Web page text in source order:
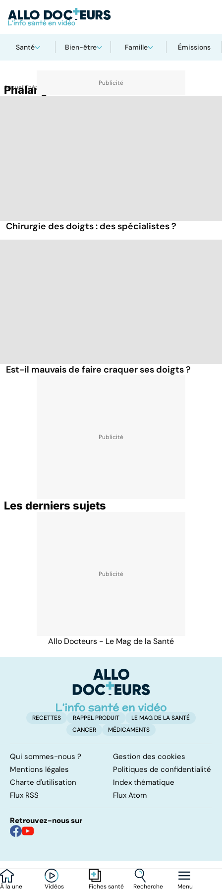
Santé Bien-être Famille Émissions
À la une Vidéos Fiches santé Recherche Menu
AccueilThématiques
Phalanges
Chirurgie des doigts : des spécialistes ?
Est-il mauvais de faire craquer ses doigts ?
Les derniers sujets
Allo Docteurs - Le Mag de la Santé
RECETTES RAPPEL PRODUIT
LE MAG DE LA SANTÉ
CANCER
MÉDICAMENTS
Qui sommes-nous ?
Gestion des cookies
Mentions légales
Politiques de confidentialité
Charte d'utilisation
Index thématique
Flux RSS
Flux Atom
Retrouvez-nous sur